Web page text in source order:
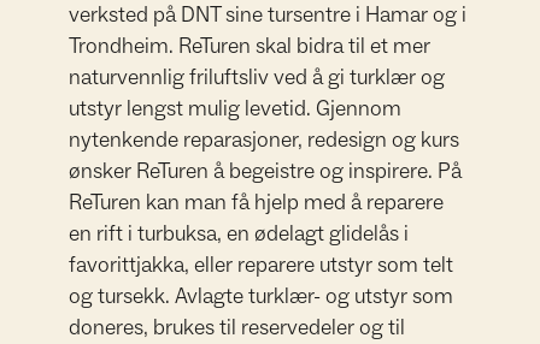
verksted på DNT sine tursentre i Hamar og i
Trondheim. ReTuren skal bidra til et mer
naturvennlig friluftsliv ved å gi turklær og
utstyr lengst mulig levetid. Gjennom
nytenkende reparasjoner, redesign og kurs
ønsker ReTuren å begeistre og inspirere. På
ReTuren kan man få hjelp med å reparere
en rift i turbuksa, en ødelagt glidelås i
favorittjakka, eller reparere utstyr som telt
og tursekk. Avlagte turklær- og utstyr som
doneres, brukes til reservedeler og til